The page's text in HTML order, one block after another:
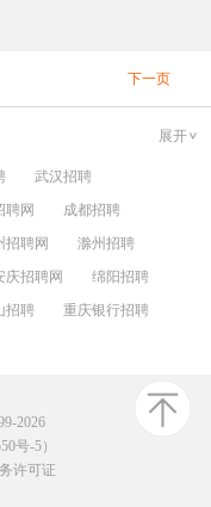
下一页
展开
武汉招聘
聘网
成都招聘
招聘网
滁州招聘
庆招聘网
绵阳招聘
招聘
重庆银行招聘
2026
号-5）
许可证